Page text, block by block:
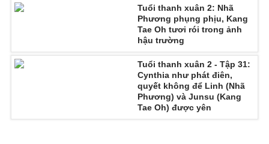
Tuổi thanh xuân 2: Nhã
Phương phụng phịu, Kang
Tae Oh tươi rói trong ảnh
hậu trường
Tuổi thanh xuân 2 - Tập 31:
Cynthia như phát điên,
quyết không để Linh (Nhã
Phương) và Junsu (Kang
Tae Oh) được yên